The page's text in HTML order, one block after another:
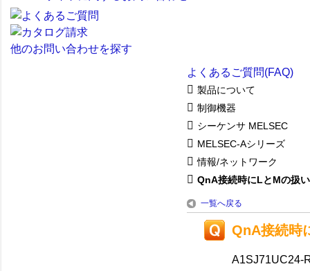
他のお問い合わせを探す
よくあるご質問(FAQ)
製品について
制御機器
シーケンサ MELSEC
MELSEC-Aシリーズ
情報/ネットワーク
QnA接続時にLとMの扱い
一覧へ戻る
QnA接続時
A1SJ71UC24-